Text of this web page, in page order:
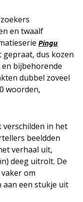
en twaalf
Pingu
dus kozen
bijbehorende
dubbel zoveel
woorden,
verschilden in het
beeldden
verhaal uit,
deeg uitrolt. De
om
aan een stukje uit